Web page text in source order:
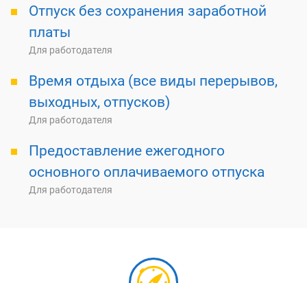
Отпуск без сохранения заработной
платы
Для работодателя
Время отдыха (все виды перерывов,
выходных, отпусков)
Для работодателя
Предоставление ежегодного
основного оплачиваемого отпуска
Для работодателя